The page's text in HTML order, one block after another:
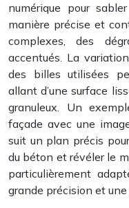
numérique pour
manière précise et
complexes, des
accentués. La
des billes utilisées
allant d’une surface
granuleux. Un
façade avec une
suit un plan précis
du béton et révéler le
particulièrement
grande précision et